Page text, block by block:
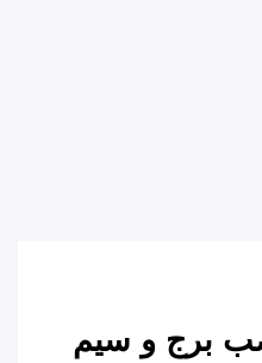
برج و سیم